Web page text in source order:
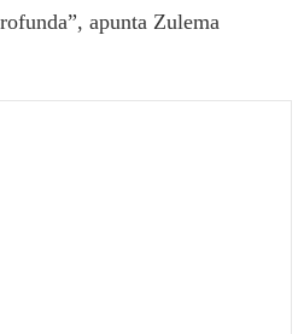
apunta Zulema